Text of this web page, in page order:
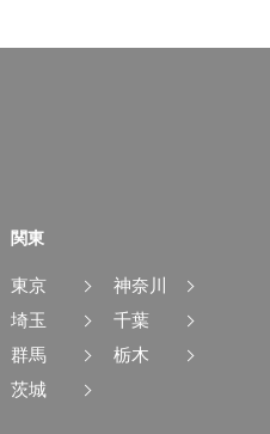
関東
東京
神奈川
埼玉
千葉
群馬
栃木
茨城